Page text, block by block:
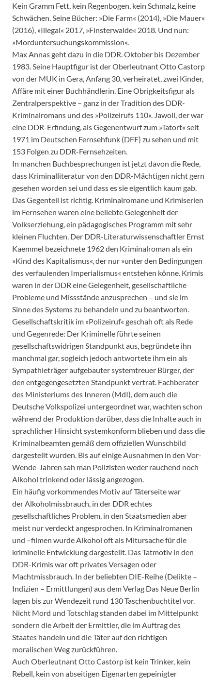
Kein Gramm Fett, kein Regenbogen, kein Schmalz, keine
Schwächen. Seine Bücher: »Die Farm« (2014), »Die Mauer«
(2016), »Illegal« 2017, »Finsterwalde« 2018. Und nun:
»Morduntersuchungskommission«.
Max Annas geht dazu in die DDR. Oktober bis Dezember
1983. Seine Hauptfigur ist der Oberleutnant Otto Castorp
von der MUK in Gera, Anfang 30, verheiratet, zwei Kinder,
Affäre mit einer Buchhändlerin. Eine Obrigkeitsfigur als
Zentralperspektive – ganz in der Tradition des DDR-
Kriminalromans und des »Polizeirufs 110«. Jawoll, der war
eine DDR-Erfindung, als Gegenentwurf zum »Tatort« seit
1971 im Deutschen Fernsehfunk (DFF) zu sehen und mit
153 Folgen zu DDR-Fernsehzeiten.
In manchen Buchbesprechungen ist jetzt davon die Rede,
dass Kriminalliteratur von den DDR-Mächtigen nicht gern
gesehen worden sei und dass es sie eigentlich kaum gab.
Das Gegenteil ist richtig. Kriminalromane und Krimiserien
im Fernsehen waren eine beliebte Gelegenheit der
Volkserziehung, ein pädagogisches Programm mit sehr
kleinen Fluchten. Der DDR-Literaturwissenschaftler Ernst
Kaemmel bezeichnete 1962 den Kriminalroman als ein
»Kind des Kapitalismus«, der nur »unter den Bedingungen
des verfaulenden Imperialismus« entstehen könne. Krimis
waren in der DDR eine Gelegenheit, gesellschaftliche
Probleme und Missstände anzusprechen – und sie im
Sinne des Systems zu behandeln und zu beantworten.
Gesellschaftskritik im »Polizeiruf« geschah oft als Rede
und Gegenrede: Der Kriminelle führte seinen
gesellschaftswidrigen Standpunkt aus, begründete ihn
manchmal gar, sogleich jedoch antwortete ihm ein als
Sympathieträger aufgebauter systemtreuer Bürger, der
den entgegengesetzten Standpunkt vertrat. Fachberater
des Ministeriums des Inneren (MdI), dem auch die
Deutsche Volkspolizei untergeordnet war, wachten schon
während der Produktion darüber, dass die Inhalte auch in
sprachlicher Hinsicht systemkonform blieben und dass die
Kriminalbeamten gemäß dem offiziellen Wunschbild
dargestellt wurden. Bis auf einige Ausnahmen in den Vor-
Wende-Jahren sah man Polizisten weder rauchend noch
Alkohol trinkend oder lässig angezogen.
Ein häufig vorkommendes Motiv auf Täterseite war
der Alkoholmissbrauch, in der DDR echtes
gesellschaftliches Problem, in den Staatsmedien aber
meist nur verdeckt angesprochen. In Kriminalromanen
und –filmen wurde Alkohol oft als Mitursache für die
kriminelle Entwicklung dargestellt. Das Tatmotiv in den
DDR-Krimis war oft privates Versagen oder
Machtmissbrauch. In der beliebten DIE-Reihe (Delikte –
Indizien – Ermittlungen) aus dem Verlag Das Neue Berlin
lagen bis zur Wendezeit rund 130 Taschenbuchtitel vor.
Nicht Mord und Totschlag standen dabei im Mittelpunkt
sondern die Arbeit der Ermittler, die im Auftrag des
Staates handeln und die Täter auf den richtigen
moralischen Weg zurückführen.
Auch Oberleutnant Otto Castorp ist kein Trinker, kein
Rebell, kein von abseitigen Eigenarten gepeinigter